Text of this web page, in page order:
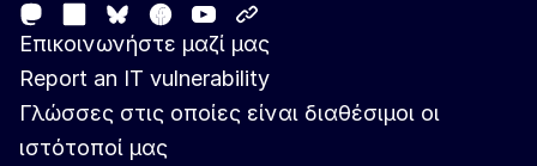
MastodonLinkedIn
Bluesky
Facebook
Youtube
Επικοινωνήστε μαζί μας
Report an IT vulnerability
Γλώσσες στις οποίες είναι διαθέσιμοι οι
ιστότοποί μας